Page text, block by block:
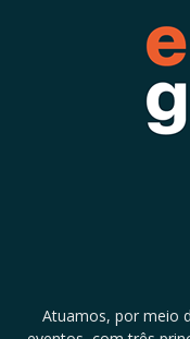
Atuamos, por meio